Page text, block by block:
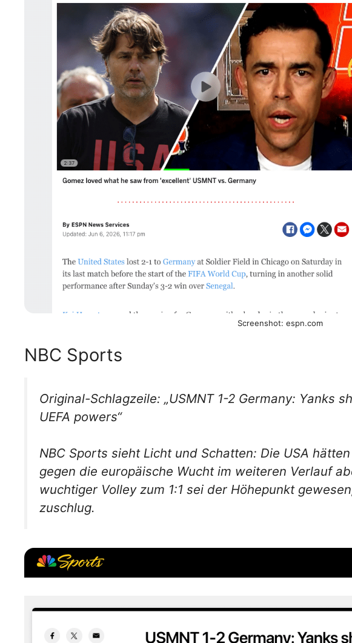
Screenshot: espn.com
NBC Sports
Original-Schlagzeile: „USMNT 1-2 Germany: Yanks
UEFA powers“
NBC Sports sieht Licht und Schatten: Die USA
gegen die europäische Wucht im weiteren Verlauf
wuchtiger Volley zum 1:1 sei der Höhepunkt
zuschlug.